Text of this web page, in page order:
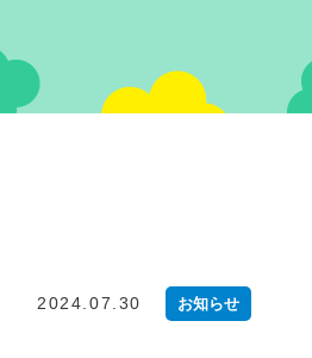
2024.07.30 お知らせ